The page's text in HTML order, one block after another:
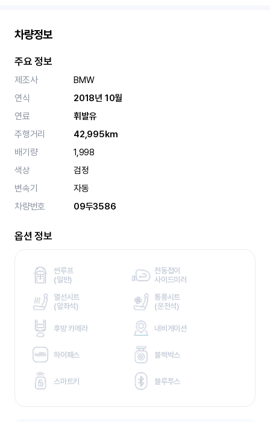
차량정보
주요 정보
제조사
BMW
연식
2018년 10월
연료
휘발유
주행거리
42,995km
배기량
1,998
색상
검정
변속기
자동
차량번호
09두3586
옵션 정보
썬루프
(일반)
전동접이
사이드미러
열선시트
(앞좌석)
통풍시트
(운전석)
후방 카메라 내비게이션
하이패스 블랙박스
스마트키 블루투스